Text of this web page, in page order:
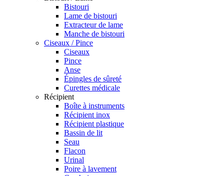
Bistouri
Lame de bistouri
Extracteur de lame
Manche de bistouri
Ciseaux / Pince
Ciseaux
Pince
Anse
Épingles de sûreté
Curettes médicale
Récipient
Boîte à instruments
Récipient inox
Récipient plastique
Bassin de lit
Seau
Flacon
Urinal
Poire à lavement